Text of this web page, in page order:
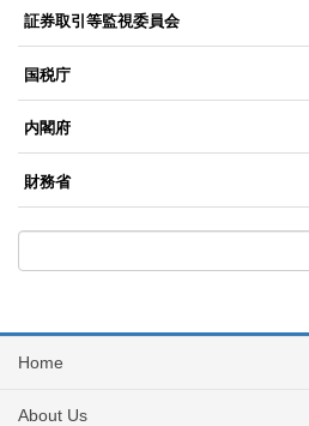
証券取引等監視委員会
国税庁
内閣府
財務省
Home
About Us